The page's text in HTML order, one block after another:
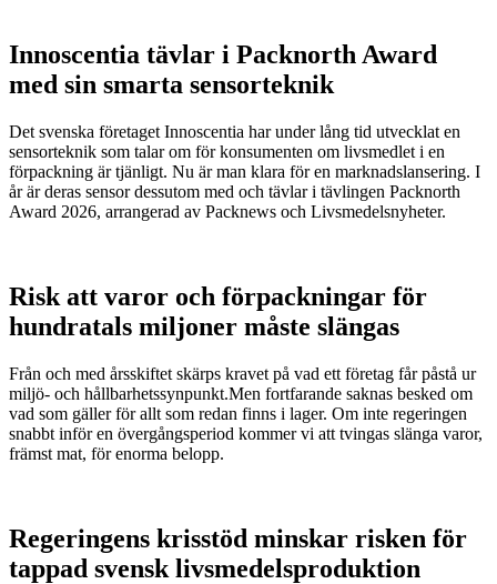
Innoscentia tävlar i Packnorth Award
med sin smarta sensorteknik
Det svenska företaget Innoscentia har under lång tid utvecklat en
sensorteknik som talar om för konsumenten om livsmedlet i en
förpackning är tjänligt. Nu är man klara för en marknadslansering. I
år är deras sensor dessutom med och tävlar i tävlingen Packnorth
Award 2026, arrangerad av Packnews och Livsmedelsnyheter.
Risk att varor och förpackningar för
hundratals miljoner måste slängas
Från och med årsskiftet skärps kravet på vad ett företag får påstå ur
miljö- och hållbarhetssynpunkt.Men fortfarande saknas besked om
vad som gäller för allt som redan finns i lager. Om inte regeringen
snabbt inför en övergångsperiod kommer vi att tvingas slänga varor,
främst mat, för enorma belopp.
Regeringens krisstöd minskar risken för
tappad svensk livsmedelsproduktion